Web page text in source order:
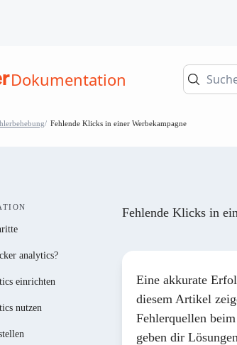
Dokumentation
Fehlende Klicks in einer Werbekampagne
analytics?
einrichten
nutzen
Fehlende Klicks in
Eine akkurate
diesem Artikel
Fehlerquellen
geben dir